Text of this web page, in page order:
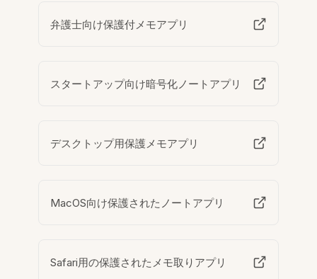
弁護士向け保護付メモアプリ
スタートアップ向け暗号化ノートアプリ
デスクトップ用保護メモアプリ
MacOS向け保護されたノートアプリ
Safari用の保護されたメモ取りアプリ